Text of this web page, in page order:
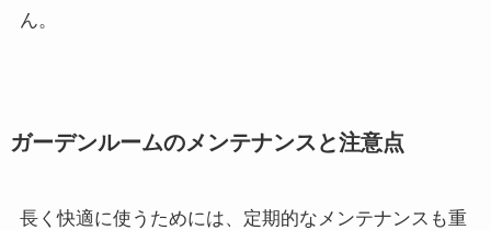
ん。
ガーデンルームのメンテナンスと注意点
長く快適に使うためには、定期的なメンテナンスも重